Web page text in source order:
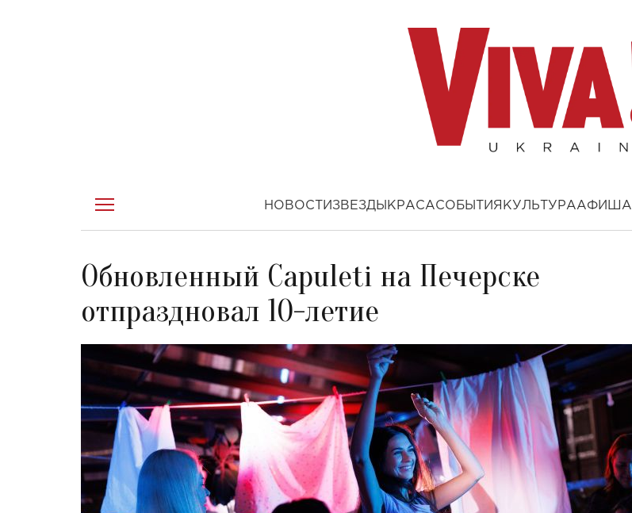
НОВОСТИ ЗВЕЗДЫ КРАСАСОБЫТИЯ КУЛЬТУРААФИША
Обновленный Capuleti на Печерске
отпраздновал 10-летие